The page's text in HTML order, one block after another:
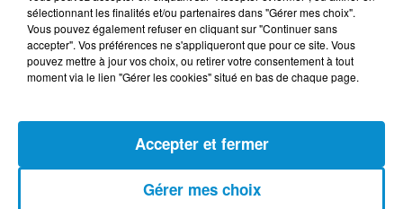
[Happy Beur] Cheb Momo, figure
emblématique de la nouvelle scène
[La Matinale] Jamila Zeghoudi,
sélectionnant les finalités et/ou partenaires dans "Gérer mes choix".
Vous pouvez également refuser en cliquant sur "Continuer sans
accepter". Vos préférences ne s'appliqueront que pour ce site. Vous
pouvez mettre à jour vos choix, ou retirer votre consentement à tout
moment via le lien "Gérer les cookies" situé en bas de chaque page.
Gérer mes choix
Accepter et fermer